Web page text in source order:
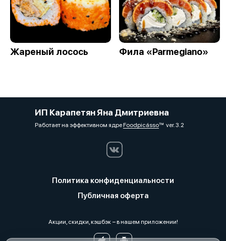
Жареный лосось Фила «Parmegiano»
ИП Карапетян Яна Дмитриевна
Работает на эффективном ядреFoodpicássover. 3.2
Политика конфиденциальности
Публичная оферта
Акции, скидки, кэшбэк − в нашем приложении!